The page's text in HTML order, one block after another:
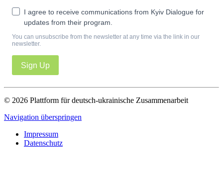
I agree to receive communications from Kyiv Dialogue for
updates from their program.
You can unsubscribe from the newsletter at any time via the link in our
newsletter.
Sign Up
© 2026 Plattform für deutsch-ukrainische Zusammenarbeit
Navigation überspringen
Impressum
Datenschutz